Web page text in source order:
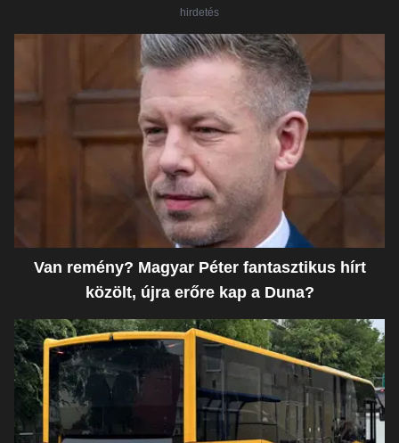
hirdetés
Van remény? Magyar Péter fantasztikus hírt
közölt, újra erőre kap a Duna?